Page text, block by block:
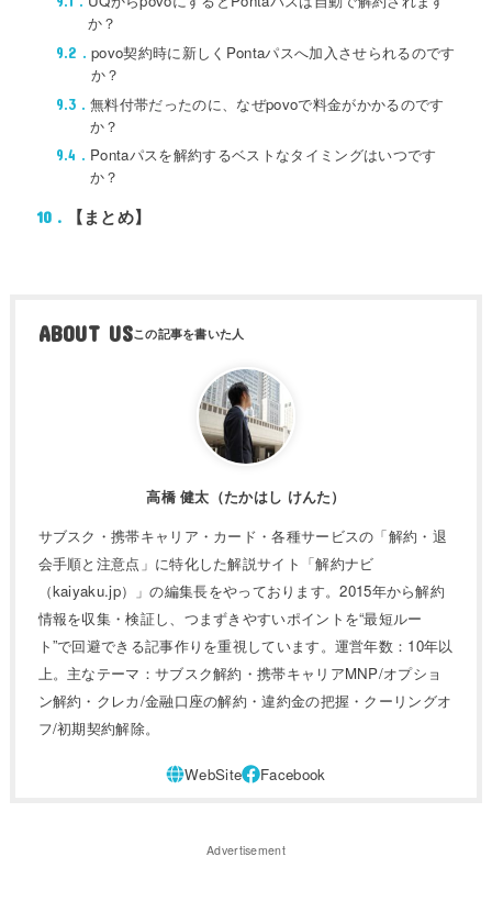
か？
9.2
povo契約時に新しくPontaパスへ加入させられるのです
か？
9.3
無料付帯だったのに、なぜpovoで料金がかかるのです
か？
9.4
Pontaパスを解約するベストなタイミングはいつです
か？
10 【まとめ】
ABOUT US
高橋 健太（たかはし けんた）
サブスク・携帯キャリア・カード・各種サービスの「解約・退
会手順と注意点」に特化した解説サイト「解約ナビ
（kaiyaku.jp）」の編集長をやっております。2015年から解約
情報を収集・検証し、つまずきやすいポイントを“最短ルー
ト”で回避できる記事作りを重視しています。運営年数：10年以
上。主なテーマ：サブスク解約・携帯キャリアMNP/オプショ
ン解約・クレカ/金融口座の解約・違約金の把握・クーリングオ
フ/初期契約解除。
Advertisement